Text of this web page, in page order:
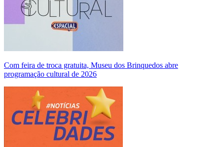
Com feira de troca gratuita, Museu dos Brinquedos abre
programação cultural de 2026